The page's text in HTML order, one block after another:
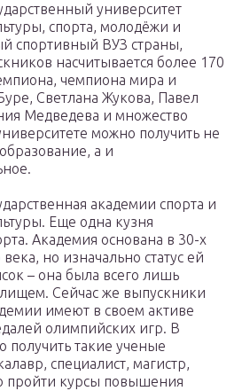
университет
спорта, молодёжи и
спортивный ВУЗ страны,
насчитывается более 170
чемпиона мира и
Светлана Жукова, Павел
Медведева и множество
можно получить не
а и
академии спорта и
Еще одна кузня
Академия основана в 30-х
но изначально статус ей
– она была всего лишь
Сейчас же выпускники
имеют в своем активе
олимпийских игр. В
получить такие ученые
специалист, магистр,
пройти курсы повышения